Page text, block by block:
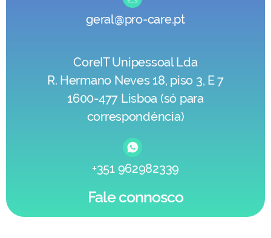
geral@pro-care.pt
CoreIT Unipessoal Lda
R. Hermano Neves 18, piso 3, E 7
1600-477 Lisboa (só para
correspondéncia)
+351 962982339
Fale connosco